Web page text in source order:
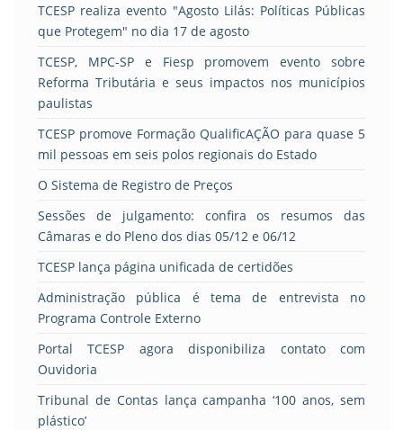
TCESP realiza evento "Agosto Lilás: Políticas Públicas
que Protegem" no dia 17 de agosto
TCESP, MPC-SP e Fiesp promovem evento sobre
Reforma Tributária e seus impactos nos municípios
paulistas
TCESP promove Formação QualificAÇÃO para quase 5
mil pessoas em seis polos regionais do Estado
O Sistema de Registro de Preços
Sessões de julgamento: confira os resumos das
Câmaras e do Pleno dos dias 05/12 e 06/12
TCESP lança página unificada de certidões
Administração pública é tema de entrevista no
Programa Controle Externo
Portal TCESP agora disponibiliza contato com
Ouvidoria
Tribunal de Contas lança campanha ‘100 anos, sem
plástico’